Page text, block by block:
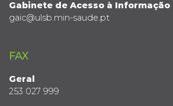
Gabinete de Acesso à Informação
gaic@ulsb.min-saude.pt
FAX
Geral
253 027 999